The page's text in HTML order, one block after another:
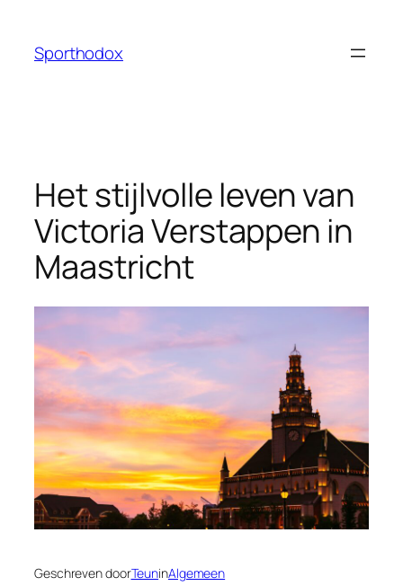
Sporthodox
Het stijlvolle leven van
Victoria Verstappen in
Maastricht
Geschreven doorTeuninAlgemeen